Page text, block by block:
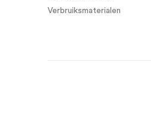
Verbruiksmaterialen